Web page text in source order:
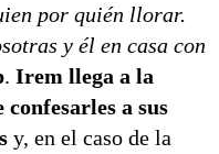
por quién llorar.
y él en casa con
. Irem llega a la
a sus
y, en el caso de la